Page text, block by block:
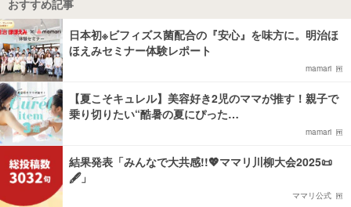
おすすめ記事
日本初※ビフィズス菌配合の『安心』を味方に。明治ほ
ほえみセミナー体験レポート
mamari
【夏こそキュレル】美容好き2児のママが推す！親子で
乗り切りたい“酷暑の夏にぴった…
mamari
結果発表「みんなで大共感!!💖ママリ川柳大会2025📜
🖋️」
ママリ公式